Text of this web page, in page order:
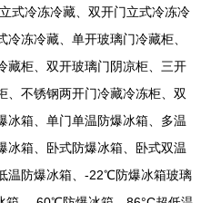
冷冻冷藏、双开门立式冷冻冷
冻冷藏、单开玻璃门冷藏柜、
藏柜、双开玻璃门阴凉柜、三开
、不锈钢两开门冷藏冷冻柜、双
冰箱、单门单温防爆冰箱、多温
冰箱、卧式防爆冰箱、卧式双温
温防爆冰箱、-22℃防爆冰箱玻璃